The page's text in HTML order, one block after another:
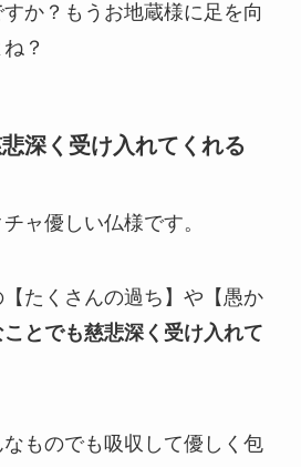
か？もうお地蔵様に足を向
？
深く受け入れてくれる
ャ優しい仏様です。
たくさんの過ち】や【愚か
ことでも慈悲深く受け入れて
ものでも吸収して優しく包